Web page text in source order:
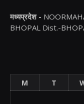
मध्यप्रदेश -
BHOPAL Dist.-
M
T